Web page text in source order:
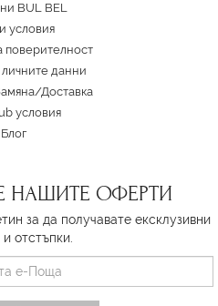
BUL BEL
условия
поверителност
данни
/Доставка
условия
Блог
НАШИТЕ ОФЕРТИ
за да получавате ексклузивни
отстъпки.